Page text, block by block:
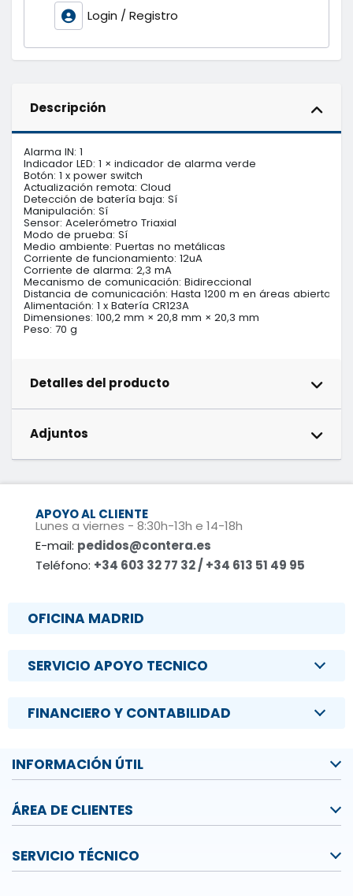
Login / Registro
Descripción
Alarma IN: 1
Indicador LED: 1 × indicador de alarma verde
Botón: 1 x power switch
Actualización remota: Cloud
Detección de batería baja: Sí
Manipulación: Sí
Sensor: Acelerómetro Triaxial
Modo de prueba: Sí
Medio ambiente: Puertas no metálicas
Corriente de funcionamiento: 12uA
Corriente de alarma: 2,3 mA
Mecanismo de comunicación: Bidireccional
Distancia de comunicación: Hasta 1200 m en áreas abiertas
Alimentación: 1 x Batería CR123A
Dimensiones: 100,2 mm × 20,8 mm × 20,3 mm
Peso: 70 g
Detalles del producto
Adjuntos
APOYO AL CLIENTE
Lunes a viernes - 8:30h-13h e 14-18h
E-mail: pedidos@contera.es
Teléfono: +34 603 32 77 32 / +34 613 51 49 95
OFICINA MADRID
SERVICIO APOYO TECNICO
FINANCIERO Y CONTABILIDAD
INFORMACIÓN ÚTIL
ÁREA DE CLIENTES
SERVICIO TÉCNICO